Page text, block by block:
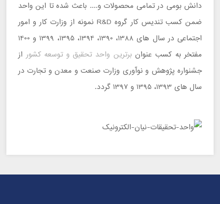
دانش بومی در تمامی محصولات و.... باعث شده تا این واحد
ضمن کسب تندیس کار گروه R&D نمونه از وزارت کار و امور
اجتماعی در سال ‌های 1388، 1390، 1394، 1395، 1399 و 1400
مفتخر به کسب عنوان برترین واحد تحقیق و توسعه کشور از
جشنواره پژوهش و نوآوری وزارت صنعت و معدن و تجارت در
سال‌ های 1393، 1395 و 1397 گردد.